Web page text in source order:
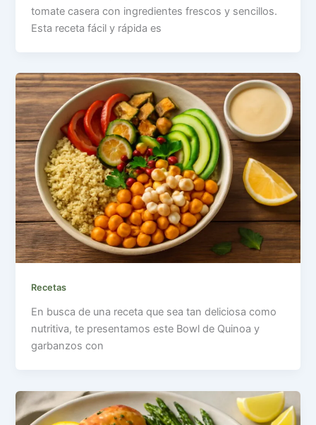
tomate casera con ingredientes frescos y sencillos.
Esta receta fácil y rápida es
Recetas
En busca de una receta que sea tan deliciosa como
nutritiva, te presentamos este Bowl de Quinoa y
garbanzos con